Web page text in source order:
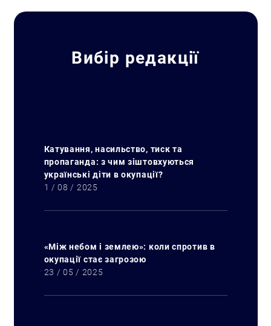
Вибір редакції
Катування, насильство, тиск та
пропаганда: з чим зіштовхуються
українські діти в окупації?
1 / 08 / 2025
«Між небом і землею»: коли спротив в
окупації стає загрозою
23 / 05 / 2025